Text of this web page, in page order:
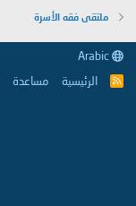
ملتقى فقه الأسرة
R
الرئيسية مساعدة